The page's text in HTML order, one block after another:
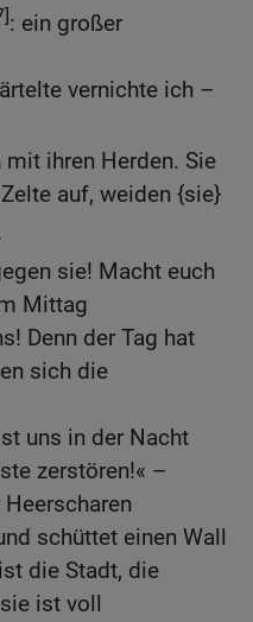
: ein großer
vernichte ich –
ihren Herden. Sie
auf, weiden {sie}
sie! Macht euch
Mittag
Denn der Tag hat
sich die
uns in der Nacht
zerstören!« –
schüttet einen Wall
die Stadt, die
ist voll